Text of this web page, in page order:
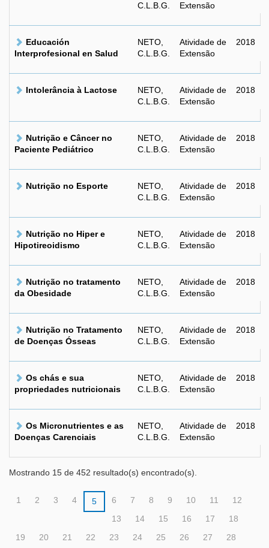
C.L.B.G.
Extensão
Educación
Interprofesional en Salud
NETO,
C.L.B.G.
Atividade de
Extensão
2018
Intolerância à Lactose
NETO,
C.L.B.G.
Atividade de
Extensão
2018
Nutrição e Câncer no
Paciente Pediátrico
NETO,
C.L.B.G.
Atividade de
Extensão
2018
Nutrição no Esporte
NETO,
C.L.B.G.
Atividade de
Extensão
2018
Nutrição no Hiper e
Hipotireoidismo
NETO,
C.L.B.G.
Atividade de
Extensão
2018
Nutrição no tratamento
da Obesidade
NETO,
C.L.B.G.
Atividade de
Extensão
2018
Nutrição no Tratamento
de Doenças Ósseas
NETO,
C.L.B.G.
Atividade de
Extensão
2018
Os chás e sua
propriedades nutricionais
NETO,
C.L.B.G.
Atividade de
Extensão
2018
Os Micronutrientes e as
Doenças Carenciais
NETO,
C.L.B.G.
Atividade de
Extensão
2018
Mostrando 15 de 452 resultado(s) encontrado(s).
1 2 3 4 5 6 7 8 9 10 11
12
13
14 15 16 17
18
19
20 21 22 23 24 25 26 27 28